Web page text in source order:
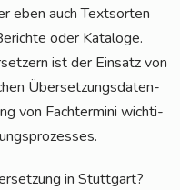
eben auch Text­sor­ten
oder Kata­lo­ge.
ist der Ein­satz von
Über­set­zungs­da­ten­
von Fach­ter­mi­ni wich­ti­
in Stuttgart?